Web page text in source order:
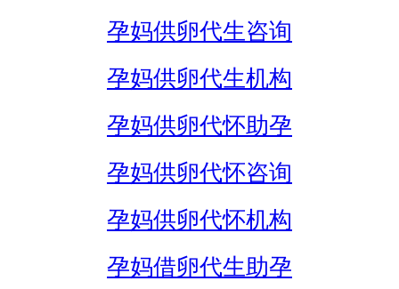
孕妈供卵代生咨询
孕妈供卵代生机构
孕妈供卵代怀助孕
孕妈供卵代怀咨询
孕妈供卵代怀机构
孕妈借卵代生助孕